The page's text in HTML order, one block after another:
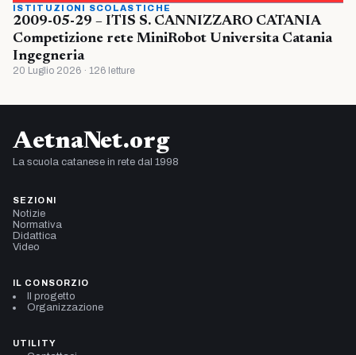
ISTITUZIONI SCOLASTICHE
2009-05-29 – ITIS S. CANNIZZARO CATANIA
Competizione rete MiniRobot Universita Catania
Ingegneria
20 Luglio 2026 · 126 letture
AetnaNet.org
La scuola catanese in rete dal 1998
SEZIONI
Notizie
Normativa
Didattica
Video
IL CONSORZIO
Il progetto
Organizzazione
UTILITY